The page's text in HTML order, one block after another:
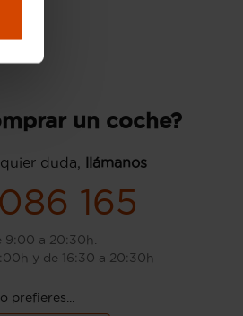
un coche?
duda, llámanos
165
9:00 a 20:30h.
y de 16:30 a 20:30h
prefieres...